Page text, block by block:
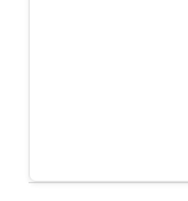
לעבוד